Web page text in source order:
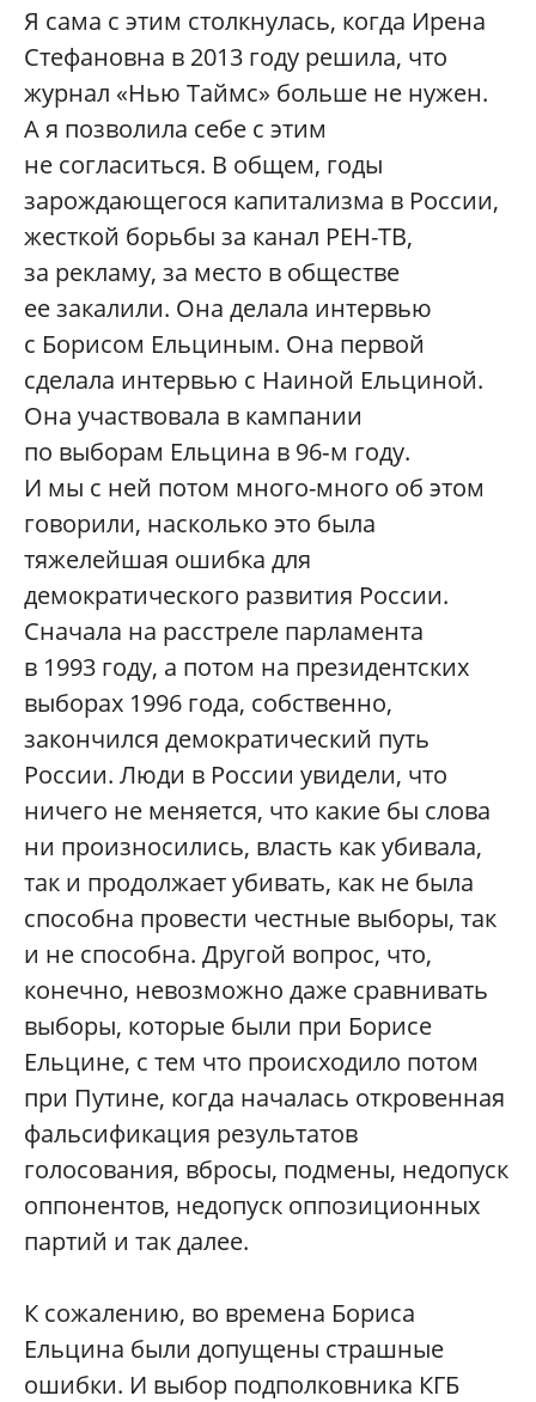
Я сама с этим столкнулась, когда Ирена
Стефановна в 2013 году решила, что
журнал «Нью Таймс» больше не нужен.
А я позволила себе с этим
не согласиться. В общем, годы
зарождающегося капитализма в России,
жесткой борьбы за канал РЕН-ТВ,
за рекламу, за место в обществе
ее закалили. Она делала интервью
с Борисом Ельциным. Она первой
сделала интервью с Наиной Ельциной.
Она участвовала в кампании
по выборам Ельцина в 96‑м году.
И мы с ней потом много-много об этом
говорили, насколько это была
тяжелейшая ошибка для
демократического развития России.
Сначала на расстреле парламента
в 1993 году, а потом на президентских
выборах 1996 года, собственно,
закончился демократический путь
России. Люди в России увидели, что
ничего не меняется, что какие бы слова
ни произносились, власть как убивала,
так и продолжает убивать, как не была
способна провести честные выборы, так
и не способна. Другой вопрос, что,
конечно, невозможно даже сравнивать
выборы, которые были при Борисе
Ельцине, с тем что происходило потом
при Путине, когда началась откровенная
фальсификация результатов
голосования, вбросы, подмены, недопуск
оппонентов, недопуск оппозиционных
партий и так далее.
К сожалению, во времена Бориса
Ельцина были допущены страшные
ошибки. И выбор подполковника КГБ